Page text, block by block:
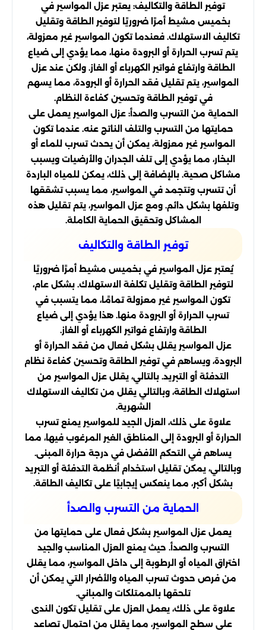
توفير الطاقة والتكاليف: يعتبر عزل المواسير في
بخميس مشيط أمرًا ضروريًا لتوفير الطاقة وتقليل
تكاليف الاستهلاك. فعندما تكون المواسير غير معزولة،
يتم تسرب الحرارة أو البرودة منها، مما يؤدي إلى ضياع
الطاقة وارتفاع فواتير الكهرباء أو الغاز. ولكن عند عزل
المواسير، يتم تقليل فقد الحرارة أو البرودة، مما يسهم
في توفير الطاقة وتحسين كفاءة النظام.
الحماية من التسرب والصدأ: عزل المواسير يعمل على
حمايتها من التسرب والتلف الناتج عنه. عندما تكون
المواسير غير معزولة، يمكن أن يحدث تسرب للماء أو
البخار، مما يؤدي إلى تلف الجدران والأرضيات ويسبب
مشاكل صحية. بالإضافة إلى ذلك، يمكن للمياه الباردة
أن تتسرب وتتجمد في المواسير، مما يسبب تشققها
وتلفها بشكل دائم. ومع عزل المواسير، يتم تقليل هذه
المشاكل وتحقيق الحماية الكاملة.
توفير الطاقة والتكاليف
يُعتبر عزل المواسير في بخميس مشيط أمرًا ضروريًا
لتوفير الطاقة وتقليل تكلفة الاستهلاك. بشكل عام،
تكون المواسير غير معزولة تمامًا، مما يتسبب في
تسرب الحرارة أو البرودة منها. هذا يؤدي إلى ضياع
الطاقة وارتفاع فواتير الكهرباء أو الغاز.
عزل المواسير يقلل بشكل فعال من فقد الحرارة أو
البرودة، ويساهم في توفير الطاقة وتحسين كفاءة نظام
التدفئة أو التبريد. بالتالي، يقلل عزل المواسير من
استهلاك الطاقة، وبالتالي يقلل من تكاليف الاستهلاك
الشهرية.
علاوة على ذلك، العزل الجيد للمواسير يمنع تسرب
الحرارة أو البرودة إلى المناطق الغير المرغوب فيها، مما
يساهم في التحكم الأفضل في درجة حرارة المبنى.
وبالتالي، يمكن تقليل استخدام أنظمة التدفئة أو التبريد
بشكل أكبر، مما ينعكس إيجابيًا على تكاليف الطاقة.
الحماية من التسرب والصدأ
يعمل عزل المواسير بشكل فعال على حمايتها من
التسرب والصدأ. حيث يمنع العزل المناسب والجيد
اختراق المياه أو الرطوبة إلى داخل المواسير، مما يقلل
من فرص حدوث تسرب المياه والأضرار التي يمكن أن
تلحقها بالممتلكات والمباني.
علاوة على ذلك، يعمل العزل على تقليل تكون الندى
على سطح المواسير، مما يقلل من احتمال تصاعد